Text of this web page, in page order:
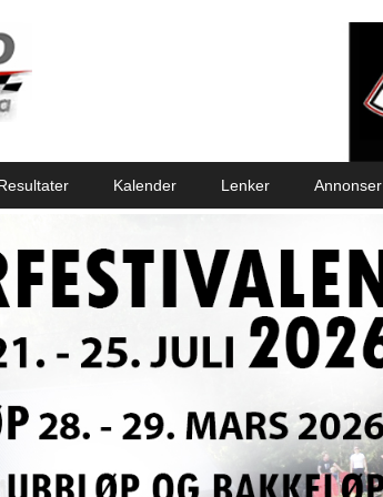
Kalender Lenker Annonser